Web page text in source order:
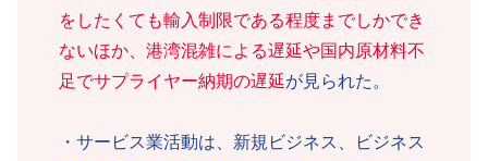
をしたくても輸入制限である程度までしかでき
ないほか、港湾混雑による遅延や国内原材料不
足でサプライヤー納期の遅延が見られた。
・サービス業活動は、新規ビジネス、ビジネス